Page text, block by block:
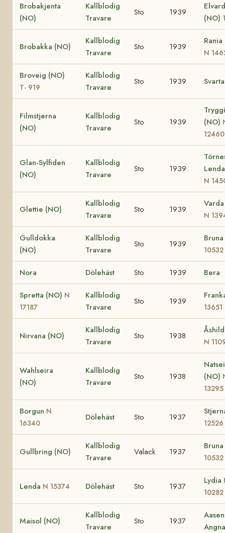
Brobakjenta
(NO)
Kallblodig
Travare
Sto 1939
(NO)
Brobakka (NO)
Kallblodig
Travare
Sto 1939
N
Broveig (NO)
T- 919
Kallblodig
Travare
Sto 1939 Svarta
Filmstjerna
(NO)
Kallblodig
Travare
Sto 1939
(NO)
12460
Glan-Sylfiden
(NO)
Kallblodig
Travare
Sto 1939
N
Glettie (NO)
Kallblodig
Travare
Sto 1939
N
Gulldokka
(NO)
Kallblodig
Travare
Sto 1939
Bruna
10532
Nora Dölehäst Sto 1939 Bera
Spretta (NO) N
17187
Kallblodig
Travare
Sto 1939
13651
Nirvana (NO)
Kallblodig
Travare
Sto 1938
N
Wahlseira
(NO)
Kallblodig
Travare
Sto 1938
(NO)
13295
Borgun N
16340
Dölehäst Sto 1937
12526
Gullbring (NO)
Kallblodig
Travare
Valack 1937
Bruna
10532
Lenda N 15374 Dölehäst Sto 1937
Lydia
10282
Maisol (NO)
Kallblodig
Travare
Sto 1937
Aasen